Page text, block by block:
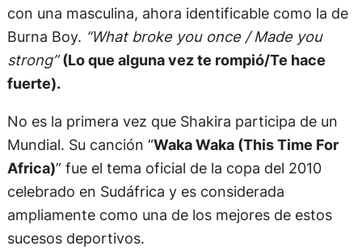
con una masculina, ahora identificable como la de
Burna Boy. “What broke you once / Made you
strong” (Lo que alguna vez te rompió/Te hace
fuerte).
No es la primera vez que Shakira participa de un
Mundial. Su canción “Waka Waka (This Time For
Africa)” fue el tema oficial de la copa del 2010
celebrado en Sudáfrica y es considerada
ampliamente como una de los mejores de estos
sucesos deportivos.